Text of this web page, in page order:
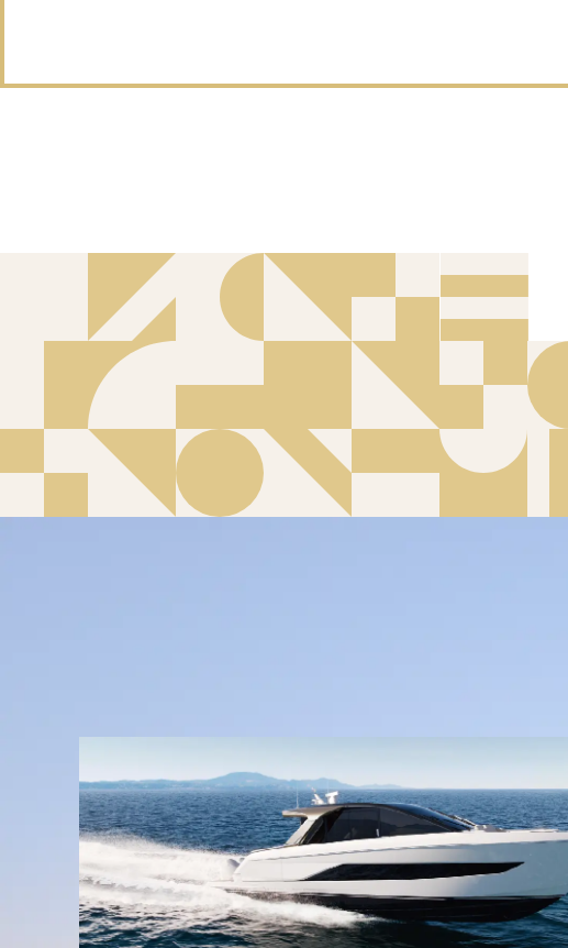
2025.03.25 ジャパンインターナショナルボートショー
2025.02.18 ジャパンインターナショナルボートショー
2025.02.04 モーターボートアワード2025において、
横浜ボートフェア2024に多数のご来場あり
PRINCESS S80がカンヌヨッティングフェ
2024.09.20 カンヌヨットフェスティバル 2024 視察ツ
2024.09.20 PRINCESS F45新艇到着のお知らせ